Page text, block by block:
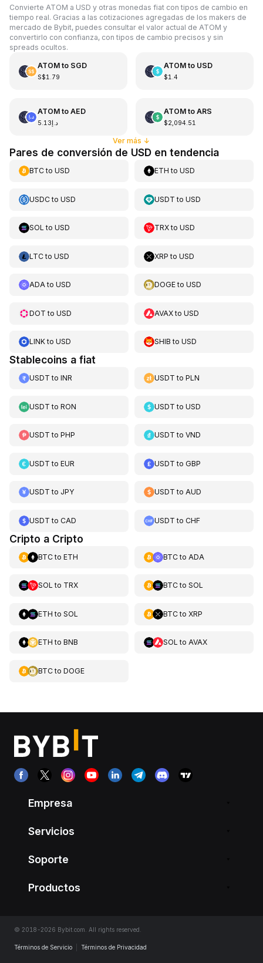
Convierte ATOM a USD y otras monedas fiat con tipos de cambio en
tiempo real. Gracias a las cotizaciones agregadas de los makers de
mercado de Bybit, puedes consultar el valor actual de ATOM y
convertirlo con confianza, con tipos de cambio precisos y sin
spreads ocultos.
ATOMto SGD
S$1.79
ATOMto USD
$1.4
ATOMto AED
د.إ5.13
ATOMto ARS
$2,094.51
Ver más ↓
Pares de conversión de USD en tendencia
BTCto USD ETH toUSD
USDCto USD USDT toUSD
SOL to USD TRXtoUSD
LTCto USD XRP toUSD
ADAto USD DOGEtoUSD
DOT to USD AVAXtoUSD
LINKto USD SHIB toUSD
Stablecoins a fiat
USDT to INR USDT toPLN
USDT to RON USDT toUSD
USDT to PHP USDT toVND
USDT to EUR USDT toGBP
USDT to JPY USDT toAUD
USDT to CAD USDT toCHF
Cripto a Cripto
BTCto ETH BTCto ADA
SOL to TRX BTCto SOL
ETH to SOL BTCto XRP
ETH to BNB SOL to AVAX
BTCto DOGE
Empresa
Servicios
Soporte
Productos
© 2018-2026 Bybit.com. All rights reserved.
Términos de Servicio Términos de Privacidad